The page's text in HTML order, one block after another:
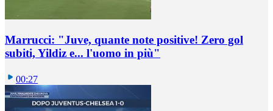
Marrucci: "Juve, quante note positive! Zero gol
subiti, Yildiz e... l'uomo in più"
00:27